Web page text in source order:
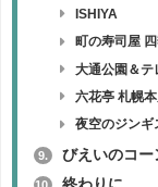
ISHIYA
町の寿司屋
大通公園＆テ
六花亭 札幌
夜空のジンギ
9. びえいのコー
終わりに